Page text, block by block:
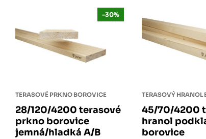
TERASOVÉ PRKNO BOROVICE
28/120/4200 terasové
prkno borovice
jemná/hladká A/B
-30%
TERASOVÝ HRANOL
45/70/4200
hranol
borovice